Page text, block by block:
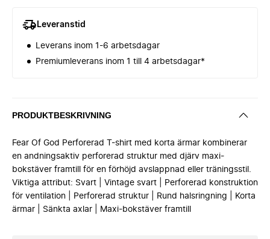
Leveranstid
Leverans inom 1-6 arbetsdagar
Premiumleverans inom 1 till 4 arbetsdagar*
PRODUKTBESKRIVNING
Fear Of God Perforerad T-shirt med korta ärmar kombinerar
en andningsaktiv perforerad struktur med djärv maxi-
bokstäver framtill för en förhöjd avslappnad eller träningsstil.
Viktiga attribut: Svart | Vintage svart | Perforerad konstruktion
för ventilation | Perforerad struktur | Rund halsringning | Korta
ärmar | Sänkta axlar | Maxi-bokstäver framtill